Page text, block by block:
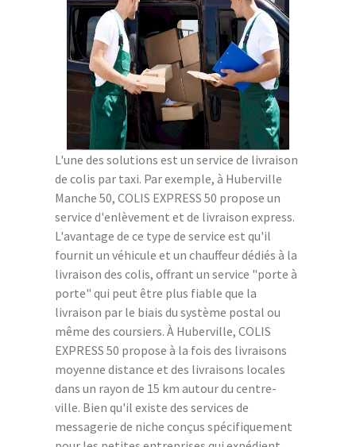
L'une des solutions est un service de livraison
de colis par taxi. Par exemple, à Huberville
Manche 50, COLIS EXPRESS 50 propose un
service d'enlèvement et de livraison express.
L'avantage de ce type de service est qu'il
fournit un véhicule et un chauffeur dédiés à la
livraison des colis, offrant un service "porte à
porte" qui peut être plus fiable que la
livraison par le biais du système postal ou
même des coursiers. À Huberville, COLIS
EXPRESS 50 propose à la fois des livraisons
moyenne distance et des livraisons locales
dans un rayon de 15 km autour du centre-
ville. Bien qu'il existe des services de
messagerie de niche conçus spécifiquement